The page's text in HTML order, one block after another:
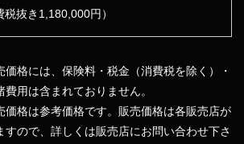
税抜き1,180,000円）
価格には、保険料・税金（消費税を除く）・
用は含まれておりません。
価格は参考価格です。販売価格は各販売店が
すので、詳しくは販売店にお問い合わせ下さ